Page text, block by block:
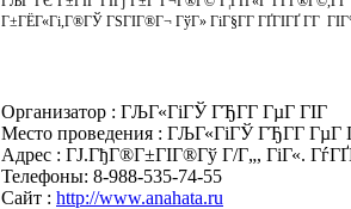
Г±ГЁГ«Гі,Г®ГЎ ГЅГІГ®Г¬ ГўГ» ГіГ§Г­Г ГҐГІГҐ Г­Г
Организатор : ГЉГ«ГіГЎ ГЂГ­Г ГµГ ГІГ
Место проведения : ГЉГ«ГіГЎ ГЂГ­Г ГµГ
Адрес : ГЈ.ГђГ®Г±ГІГ®Гў Г­/Г„, ГіГ«.
Телефоны: 8-988-535-74-55
Сайт : http://www.anahata.ru